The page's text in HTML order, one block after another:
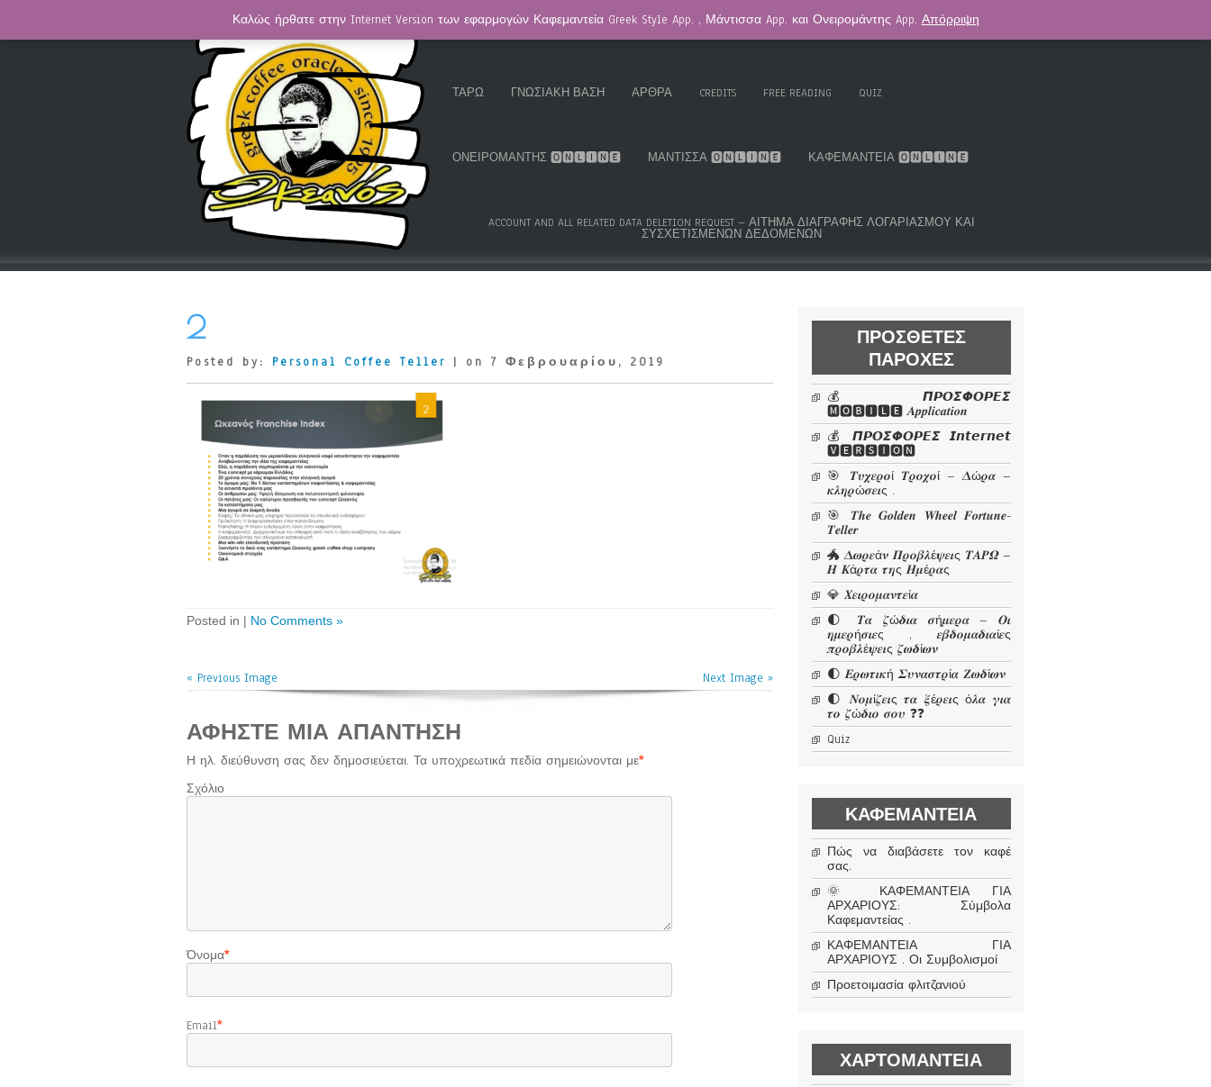
HOMEPAGE / ΚΑΦΕΜΑΝΤΕΊΑ GREEK ROMA GYPSY CARDS™ K.S. KOUK ORACLE DECK ΑΣΤΡΟΛΟΓΊΑ
ΤΑΡΏ ΓΝΩΣΙΑΚΉ ΒΆΣΗ ΆΡΘΡΑ CREDITS FREE READING QUIZ
ΟΝΕΙΡΟΜΆΝΤΗΣ 🅾🅽🅻🅸🅽🅴 ΜΆΝΤΙΣΣΑ 🅾🅽🅻🅸🅽🅴 ΚΑΦΕΜΑΝΤΕΊΑ 🅾🅽🅻🅸🅽🅴
ACCOUNT AND ALL RELATED DATA DELETION REQUEST – ΑΊΤΗΜΑ ΔΙΑΓΡΑΦΉΣ ΛΟΓΑΡΙΑΣΜΟΎ ΚΑΙ
ΣΥΣΧΕΤΙΣΜΈΝΩΝ ΔΕΔΟΜΈΝΩΝ
2
Posted by: Personal Coffee Teller | on 7 Φεβρουαρίου, 2019
Posted in | No Comments »
« Previous Image Next Image »
ΑΦΉΣΤΕ ΜΙΑ ΑΠΆΝΤΗΣΗ
Η ηλ. διεύθυνση σας δεν δημοσιεύεται. Τα υποχρεωτικά πεδία σημειώνονται με*
Σχόλιο
Όνομα*
Email*
ΠΡΌΣΘΕΤΕΣ
ΠΑΡΟΧΈΣ
💰 𝞟𝞠𝞞𝞢𝞥𝞞𝞠𝞔𝞢
🅼🅾🅱🅸🅻🅴 𝜜𝒑𝒑𝒍𝒊𝒄𝒂𝒕𝒊𝒐𝒏
💰 𝞟𝞠𝞞𝞢𝞥𝞞𝞠𝞔𝞢 𝙄𝙣𝙩𝙚𝙧𝙣𝙚𝙩
🆅🅴🆁🆂🅸🅾🅽
🎯 𝜯𝝊𝝌𝜺𝝆𝝄ί 𝜯𝝆𝝄𝝌𝝄ί – 𝜟ώ𝝆𝜶 –
𝜿𝝀𝜼𝝆ώ𝝈𝜺𝜾ς .
🎯 𝑻𝒉𝒆 𝑮𝒐𝒍𝒅𝒆𝒏 𝑾𝒉𝒆𝒆𝒍 𝑭𝒐𝒓𝒕𝒖𝒏𝒆-
𝑻𝒆𝒍𝒍𝒆𝒓
🐲 𝜟𝝎𝝆𝜺ά𝝂 𝜫𝝆𝝄𝜷𝝀έ𝝍𝜺𝜾ς 𝜯𝜜𝜬𝜴 –
𝜢 𝜥ά𝝆𝝉𝜶 𝝉𝜼ς 𝜢𝝁έ𝝆𝜶ς
💎 𝜲𝜺𝜾𝝆𝝄𝝁𝜶𝝂𝝉𝜺ί𝜶
🌓 𝜯𝜶 𝜻ώ𝜹𝜾𝜶 𝝈ή𝝁𝜺𝝆𝜶 – 𝜪𝜾
𝜼𝝁𝜺𝝆ή𝝈𝜾𝜺ς , 𝜺𝜷𝜹𝝄𝝁𝜶𝜹𝜾𝜶ί𝜺ς
𝝅𝝆𝝄𝜷𝝀έ𝝍𝜺𝜾ς 𝜻𝝎𝜹ί𝝎𝝂
🌓 𝜠𝝆𝝎𝝉𝜾𝜿ή 𝜮𝝊𝝂𝜶𝝈𝝉𝝆ί𝜶 𝜡𝝎𝜹ί𝝎𝝂
🌓 𝜨𝝄𝝁ί𝜻𝜺𝜾ς 𝝉𝜶 𝝃έ𝝆𝜺𝜾ς ό𝝀𝜶 𝜸𝜾𝜶
𝝉𝝄 𝜻ώ𝜹𝜾𝝄 𝝈𝝄𝝊 ❓❓
Quiz
ΚΑΦΕΜΑΝΤΕΊΑ
Πώς να διαβάσετε τον καφέ
σας.
🌞 ΚΑΦΕΜΑΝΤΕΙΑ ΓΙΑ
ΑΡΧΑΡΙΟΥΣ: Σύμβολα
Καφεμαντείας .
ΚΑΦΕΜΑΝΤΕΙΑ ΓΙΑ
ΑΡΧΑΡΙΟΥΣ . Οι Συμβολισμοί
Προετοιμασία φλιτζανιού
ΧΑΡΤΟΜΑΝΤΕΊΑ
Καλώς ήρθατε στην Internet Version των εφαρμογών Καφεμαντεία Greek Style App. , Μάντισσα App. και Ονειρομάντης App. Απόρριψη